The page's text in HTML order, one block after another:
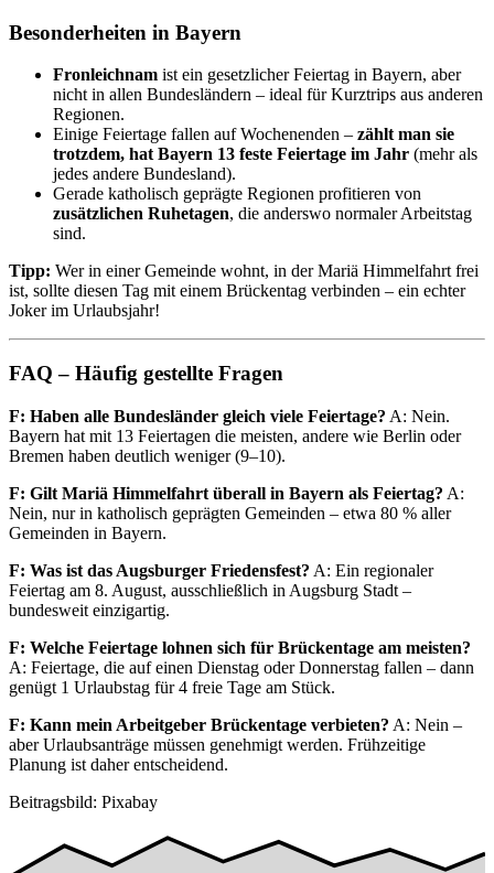
Besonderheiten in Bayern
Fronleichnam ist ein gesetzlicher Feiertag in Bayern, aber
nicht in allen Bundesländern – ideal für Kurztrips aus anderen
Regionen.
Einige Feiertage fallen auf Wochenenden – zählt man sie
trotzdem, hat Bayern 13 feste Feiertage im Jahr (mehr als
jedes andere Bundesland).
Gerade katholisch geprägte Regionen profitieren von
zusätzlichen Ruhetagen, die anderswo normaler Arbeitstag
sind.
Tipp: Wer in einer Gemeinde wohnt, in der Mariä Himmelfahrt frei
ist, sollte diesen Tag mit einem Brückentag verbinden – ein echter
Joker im Urlaubsjahr!
FAQ – Häufig gestellte Fragen
F: Haben alle Bundesländer gleich viele Feiertage? A: Nein.
Bayern hat mit 13 Feiertagen die meisten, andere wie Berlin oder
Bremen haben deutlich weniger (9–10).
F: Gilt Mariä Himmelfahrt überall in Bayern als Feiertag? A:
Nein, nur in katholisch geprägten Gemeinden – etwa 80 % aller
Gemeinden in Bayern.
F: Was ist das Augsburger Friedensfest? A: Ein regionaler
Feiertag am 8. August, ausschließlich in Augsburg Stadt –
bundesweit einzigartig.
F: Welche Feiertage lohnen sich für Brückentage am meisten?
A: Feiertage, die auf einen Dienstag oder Donnerstag fallen – dann
genügt 1 Urlaubstag für 4 freie Tage am Stück.
F: Kann mein Arbeitgeber Brückentage verbieten? A: Nein –
aber Urlaubsanträge müssen genehmigt werden. Frühzeitige
Planung ist daher entscheidend.
Beitragsbild: Pixabay